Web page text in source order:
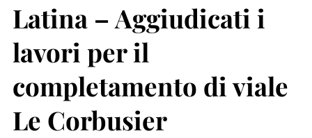
Latina – Aggiudicati i
lavori per il
completamento di viale
Le Corbusier